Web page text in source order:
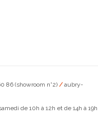
86 (showroom n°2) /aubry-
de 10h à 12h et de 14h à 19h